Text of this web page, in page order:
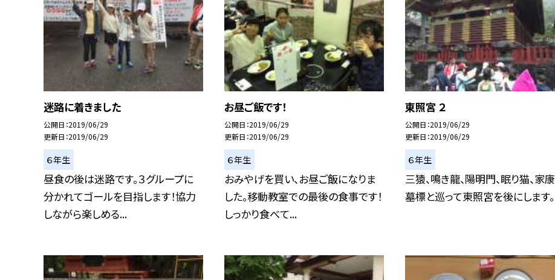
迷路に着きました
公開日 2019/06/29
更新日 2019/06/29
６年生
昼食の後は迷路です。３グループに
分かれてゴールを目指します！協力
しながら楽しめる...
お昼ご飯です！
公開日 2019/06/29
更新日 2019/06/29
６年生
おみやげを買い、お昼ご飯になりま
した。移動教室での最後の食事です！
しっかり食べて...
東照宮 ２
公開日 2019/06/29
更新日 2019/06/29
６年生
三猿、鳴き龍、陽明門、眠り猫、家康
墓標と巡って東照宮を後にします。